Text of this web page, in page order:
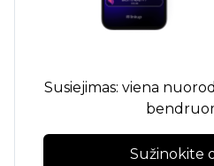
Susiejimas: viena
Sužinokite